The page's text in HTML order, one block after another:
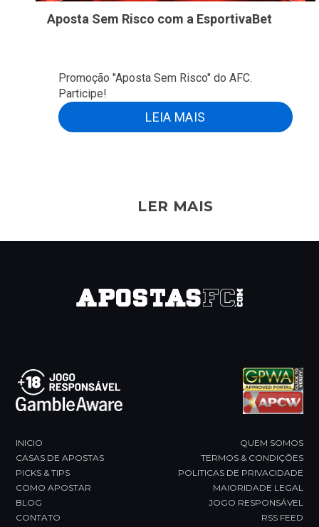
Aposta Sem Risco com a EsportivaBet
Promoção "Aposta Sem Risco" do AFC.
Participe!
LEIA MAIS
LER MAIS
INICIO
CASAS DE APOSTAS
PICKS & TIPS
COMO APOSTAR
BLOG
CONTATO
QUEM SOMOS
TERMOS & CONDIÇÕES
POLITICAS DE PRIVACIDADE
MAIORIDADE LEGAL
JOGO RESPONSÁVEL
RSS FEED